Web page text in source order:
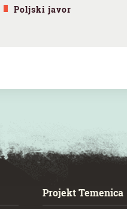
Poljski javor
Projekt Temenica